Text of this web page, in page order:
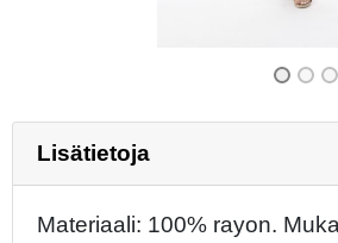
Lisätietoja
Materiaali: 100% rayon.